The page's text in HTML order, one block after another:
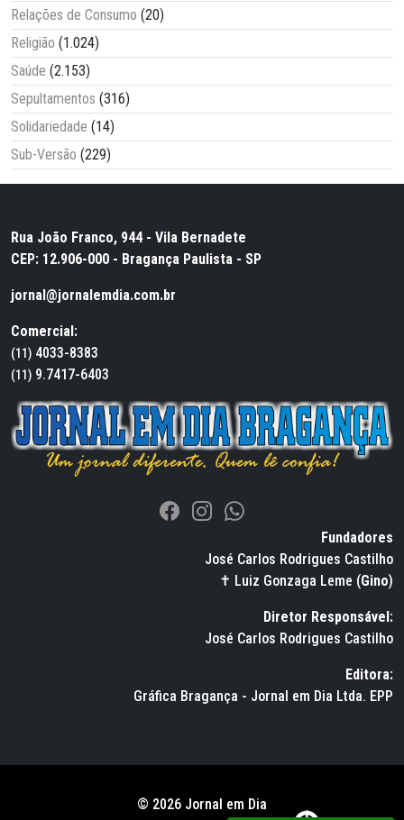
Relações de Consumo (20)
Religião (1.024)
Saúde (2.153)
Sepultamentos (316)
Solidariedade (14)
Sub-Versão (229)
Rua João Franco, 944 - Vila Bernadete
CEP: 12.906-000 - Bragança Paulista - SP
jornal@jornalemdia.com.br
Comercial:
(11) 4033-8383
(11) 9.7417-6403
Fundadores
José Carlos Rodrigues Castilho
✝ Luiz Gonzaga Leme (Gino)
Diretor Responsável:
José Carlos Rodrigues Castilho
Editora:
Gráfica Bragança - Jornal em Dia Ltda. EPP
© 2026 Jornal em Dia